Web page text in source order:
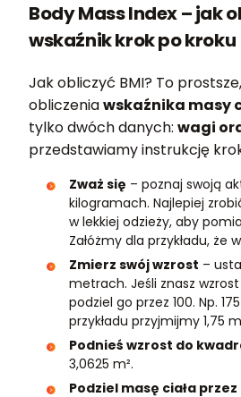
Body Mass Index – jak
wskaźnik krok po kroku
Jak obliczyć BMI? To
obliczeniawskaźnika masy
tylko dwóch danych: wagi
przedstawiamy instrukcję
Zważ się – poznaj swoją
kilogramach. Najlepiej
w lekkiej odzieży, aby
Załóżmy dla przykładu, że
Zmierz swój wzrost –
metrach. Jeśli znasz
podziel go przez 100. Np.
przykładu przyjmijmy 1,75
Podnieś wzrost do
3,0625 m².
Podziel masę ciała